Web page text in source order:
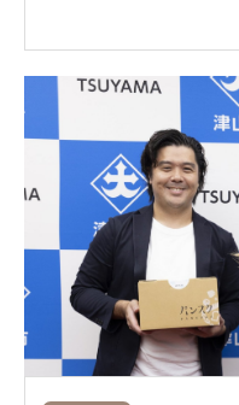
『キナミトパンノ
ンへの愛と、パン
めのパンがたっ